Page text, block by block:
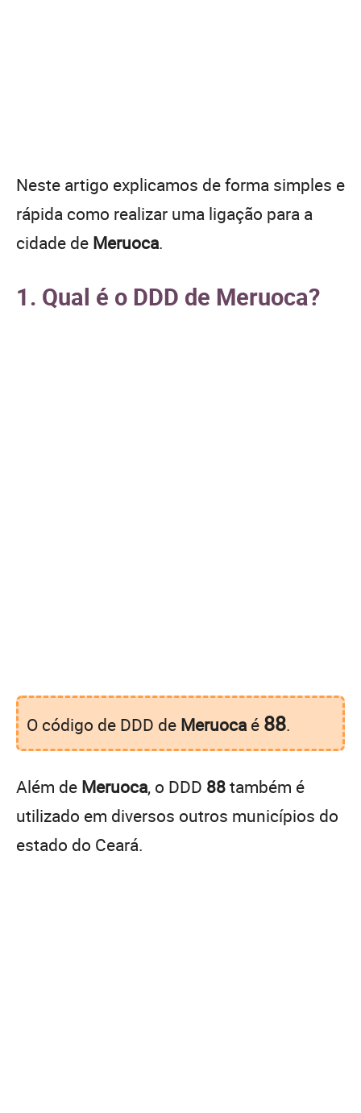
Neste artigo explicamos de forma simples e
rápida como realizar uma ligação para a
cidade de Meruoca.
1. Qual é o DDD de Meruoca?
O código de DDD de Meruoca é 88.
Além de Meruoca, o DDD 88também é
utilizado em diversos outros municípios do
estado do Ceará.